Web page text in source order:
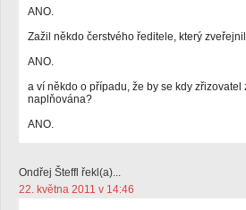
ANO.
Zažil někdo čerstvého ředitele, který
ANO.
a ví někdo o případu, že by se kdy
naplňována?
ANO.
Ondřej Šteffl řekl(a)...
22. května 2011 v 14:46